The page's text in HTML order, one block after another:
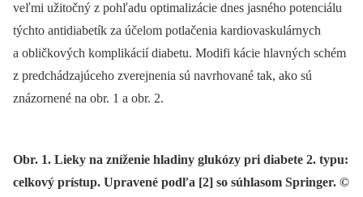
veľmi užitočný z pohľadu optimalizácie dnes jasného potenciálu
týchto antidiabetík za účelom potlačenia kardiovaskulárnych
a obličkových komplikácií diabetu. Modifi kácie hlavných schém
z predchádzajúceho zverejnenia sú navrhované tak, ako sú
znázornené na obr. 1 a obr. 2.
Obr. 1. Lieky na zníženie hladiny glukózy pri diabete 2. typu:
celkový prístup. Upravené podľa [2] so súhlasom Springer. ©